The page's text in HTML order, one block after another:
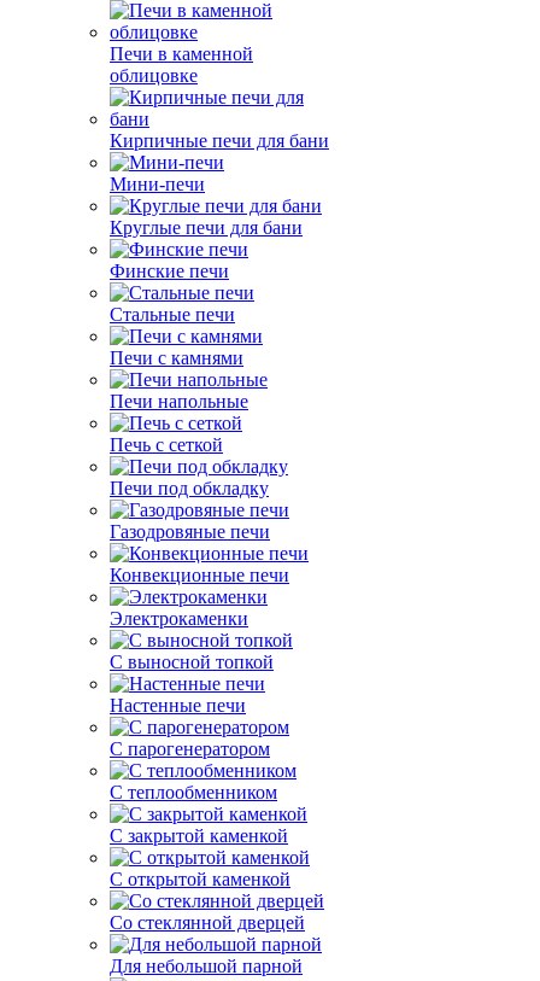
Печи в каменной
облицовке
Кирпичные печи для бани
Мини-печи
Круглые печи для бани
Финские печи
Стальные печи
Печи с камнями
Печи напольные
Печь с сеткой
Печи под обкладку
Газодровяные печи
Конвекционные печи
Электрокаменки
С выносной топкой
Настенные печи
С парогенератором
С теплообменником
С закрытой каменкой
С открытой каменкой
Со стеклянной дверцей
Для небольшой парной